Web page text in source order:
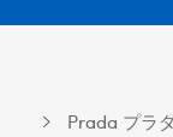
Prada プラ